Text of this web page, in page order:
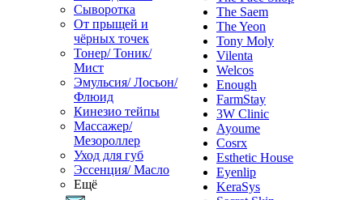
Сыворотка
От прыщей и
чёрных точек
Тонер/ Тоник/
Мист
Эмульсия/ Лосьон/
Флюид
Кинезио тейпы
Массажер/
Мезороллер
Уход для губ
Эссенция/ Масло
Ещё
The Saem
The Yeon
Tony Moly
Vilenta
Welcos
Enough
FarmStay
3W Clinic
Ayoume
Cosrx
Esthetic House
Eyenlip
KeraSys